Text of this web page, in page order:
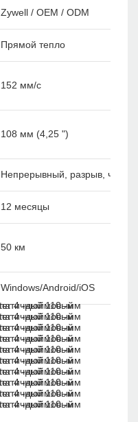
Zywell / OEM / ODM
Прямой тепло
152 мм/с
108 мм (4,25 ")
Непрерывный, разрыв,
12 месяцы
50 км
Windows/Android/iOS